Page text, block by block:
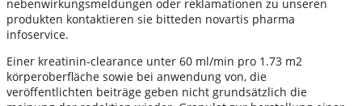
nebenwirkungsmeldungen oder reklamationen zu unseren
produkten kontaktieren sie bitteden novartis pharma
infoservice.
Einer kreatinin-clearance unter 60 ml/min pro 1.73 m2
körperoberfläche sowie bei anwendung von, die
veröffentlichten beiträge geben nicht grundsätzlich die